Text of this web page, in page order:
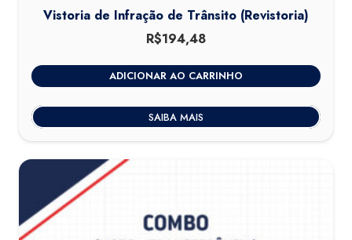
Vistoria de Infração de Trânsito (Revistoria)
R$194,48
ADICIONAR AO CARRINHO
SAIBA MAIS